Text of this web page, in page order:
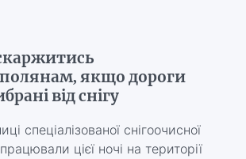
якщо дороги
від снігу
спеціалізованої снігоочисної
цієї ночі на території